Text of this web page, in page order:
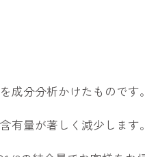
成分分析かけたものです。
量が著しく減少します。